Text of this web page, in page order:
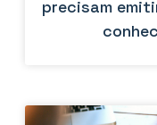
precisam